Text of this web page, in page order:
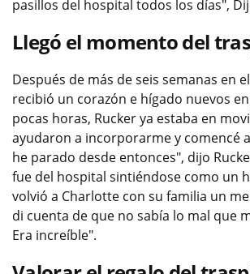
pasillos del hospital todos los días",
Llegó el momento del
Después de más de seis semanas en
recibió un corazón e hígado nuevos
pocas horas, Rucker ya estaba en
ayudaron a incorporarme y comencé
he parado desde entonces", dijo
fue del hospital sintiéndose como un
volvió a Charlotte con su familia un
di cuenta de que no sabía lo mal que
Era increíble".